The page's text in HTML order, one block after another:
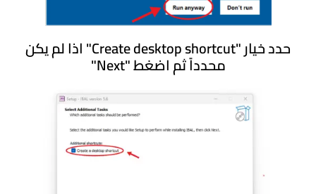
حدد خيار "Create desktop shortcut" اذا لم يكن
محدداً ثم اضغط "Next"